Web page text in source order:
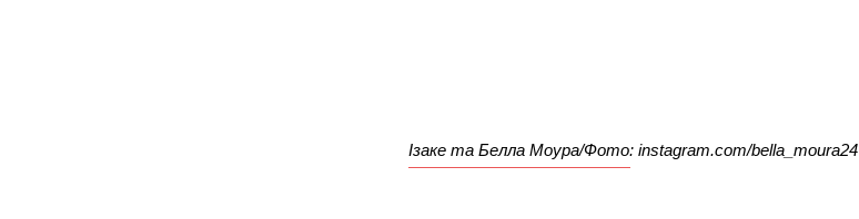
Ізаке та Белла Моура/Фото: instagram.com/bella_moura24